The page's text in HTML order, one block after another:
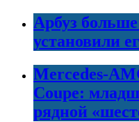
Арбуз
установили
Mercedes-
Coupe:
рядной